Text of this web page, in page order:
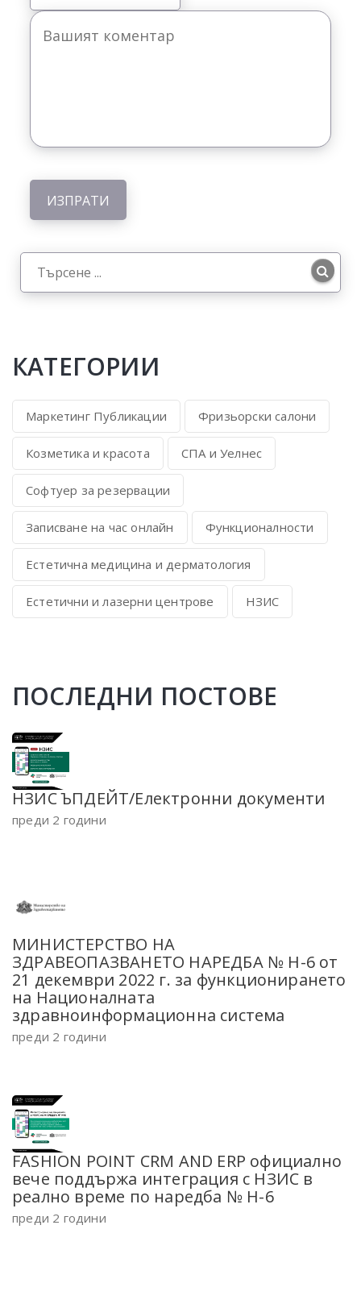
КАТЕГОРИИ
Маркетинг Публикации Фризьорски салони
Козметика и красота СПА и Уелнес
Софтуер за резервации
Записване на час онлайн Функционалности
Естетична медицина и дерматология
Естетични и лазерни центрове НЗИС
ПОСЛЕДНИ ПОСТОВЕ
НЗИС ЪПДЕЙТ/Електронни документи
преди 2 години
МИНИСТЕРСТВО НА
ЗДРАВЕОПАЗВАНЕТО НАРЕДБА № Н-6 от
21 декември 2022 г. за функционирането
на Националната
здравноинформационна система
преди 2 години
FASHION POINT CRM AND ERP официално
вече поддържа интеграция с НЗИС в
реално време по наредба № Н-6
преди 2 години